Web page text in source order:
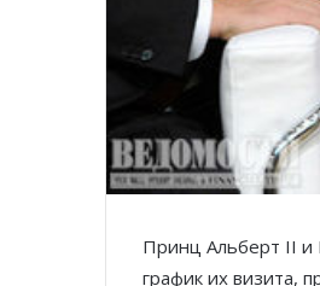
Принц Альберт II
график их визита,